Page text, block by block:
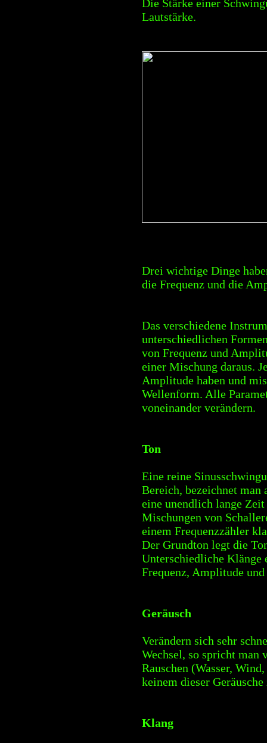
Die Stärke einer
Lautstärke.
Drei wichtige Dinge
die Frequenz und die
Das verschiedene
unterschiedlichen
von Frequenz und
einer Mischung daraus.
Amplitude haben und
Wellenform. Alle
voneinander verändern.
Ton
Eine reine
Bereich, bezeichnet man
eine unendlich lange
Mischungen von
einem Frequenzzähler
Der Grundton legt die
Unterschiedliche Klänge
Frequenz, Amplitude
Geräusch
Verändern sich sehr
Wechsel, so spricht man
Rauschen (Wasser,
keinem dieser Geräusche
Klang